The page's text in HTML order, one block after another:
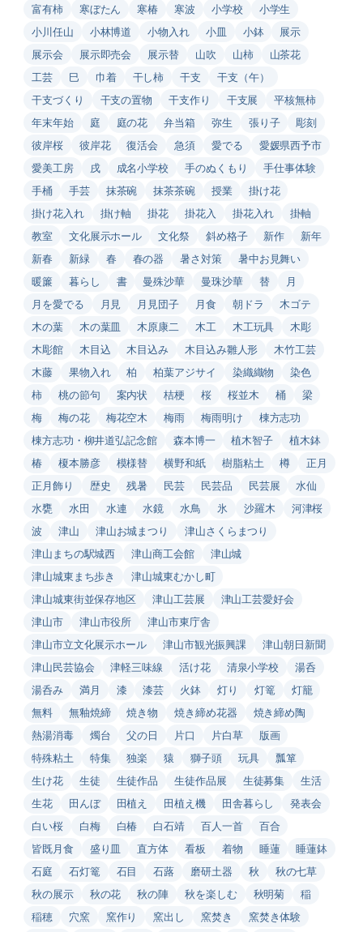
富有柿 寒ぼたん 寒椿 寒波 小学校
小学生
小川任山
小林博道 小物入れ 小皿 小鉢
展示
展示会
展示即売会 展示替 山吹 山柿
山茶花
工芸
巳 巾着 干し柿 干支
干支（午）
干支づくり
干支の置物 干支作り 干支展
平核無柿
年末年始
庭 庭の花 弁当箱 弥生 張り子
彫刻
彼岸桜
彼岸花 復活会 急須 愛でる
愛媛県西予市
愛美工房
戌 成名小学校 手のぬくもり
手仕事体験
手桶
手芸 抹茶碗 抹茶茶碗 授業
掛け花
掛け花入れ
掛け軸 掛花 掛花入 掛花入れ
掛軸
教室
文化展示ホール 文化祭 斜め格子 新作
新年
新春
新緑 春 春の器 暑さ対策
暑中お見舞い
暖簾
暮らし 書 曼殊沙華 曼珠沙華 替
月
月を愛でる
月見 月見団子 月食 朝ドラ
木ゴテ
木の葉
木の葉皿 木原康二 木工 木工玩具
木彫
木彫館
木目込 木目込み 木目込み雛人形
木竹工芸
木藤
果物入れ 柏 柏葉アジサイ 染織織物
染色
柿
桃の節句 案内状 桔梗 桜 桜並木 桶
梁
梅
梅の花 梅花空木 梅雨 梅雨明け
棟方志功
棟方志功・柳井道弘記念館
森本博一 植木智子
植木鉢
椿
榎本勝彦 模様替 横野和紙 樹脂粘土 樽
正月
正月飾り
歴史 残暑 民芸 民芸品 民芸展
水仙
水甕
水田 水連 水鏡 水鳥 氷 沙羅木
河津桜
波
津山 津山お城まつり
津山さくらまつり
津山まちの駅城西
津山商工会館
津山城
津山城東まち歩き
津山城東むかし町
津山城東街並保存地区
津山工芸展
津山工芸愛好会
津山市
津山市役所
津山市東庁舎
津山市立文化展示ホール
津山市観光振興課
津山朝日新聞
津山民芸協会
津軽三味線 活け花 清泉小学校
湯呑
湯呑み
満月 漆 漆芸 火鉢 灯り 灯篭
灯籠
無料
無釉焼締 焼き物 焼き締め花器
焼き締め陶
熱湯消毒
燭台 父の日 片口 片白草
版画
特殊粘土
特集 独楽 猿 獅子頭 玩具
瓢箪
生け花
生徒 生徒作品 生徒作品展 生徒募集
生活
生花
田んぼ 田植え 田植え機 田舎暮らし
発表会
白い桜
白梅 白椿 白石靖 百人一首
百合
皆既月食
盛り皿 直方体 看板 着物 睡蓮
睡蓮鉢
石庭
石灯篭 石目 石蕗 磨研土器 秋
秋の七草
秋の展示
秋の花 秋の陣 秋を楽しむ 秋明菊
稲
稲穂
穴窯 窯作り 窯出し 窯焚き
窯焚き体験